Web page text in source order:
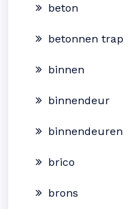
beton
betonnen trap
binnen
binnendeur
binnendeuren
brico
brons